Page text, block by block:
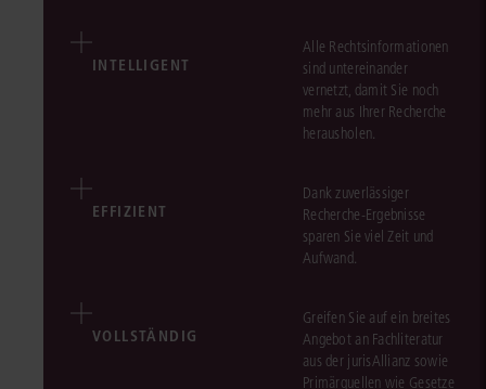
INTELLIGENT
Alle Rechtsinformationen
sind untereinander
vernetzt, damit Sie noch
mehr aus Ihrer Recherche
herausholen.
EFFIZIENT
Dank zuverlässiger
Recherche-Ergebnisse
sparen Sie viel Zeit und
Aufwand.
VOLLSTÄNDIG
Greifen Sie auf ein breites
Angebot an Fachliteratur
aus der jurisAllianz sowie
Primärquellen wie Gesetze